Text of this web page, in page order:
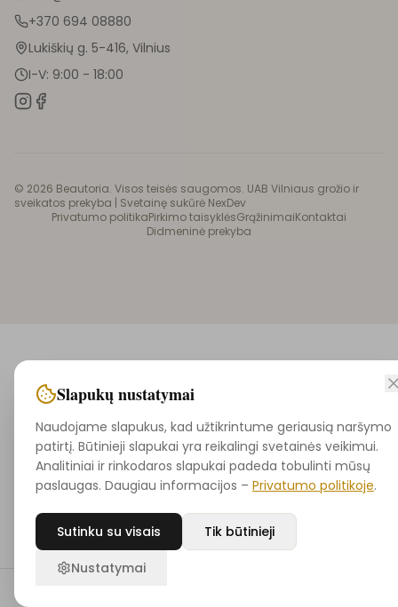
+370 694 08880
Lukiškių g. 5-416, Vilnius
I-V: 9:00 - 18:00
© 2026 Beautoria. Visos teisės saugomos. UAB Vilniaus grožio ir
sveikatos prekyba | Svetainę sukūrė NexDev
Privatumo politikaPirkimo taisyklėsGrąžinimaiKontaktai
Didmeninė prekyba
Slapukų nustatymai
Naudojame slapukus, kad užtikrintume geriausią naršymo
patirtį. Būtinieji slapukai yra reikalingi svetainės veikimui.
Analitiniai ir rinkodaros slapukai padeda tobulinti mūsų
paslaugas. Daugiau informacijos – Privatumo politikoje.
Sutinku su visais Tik būtinieji
Nustatymai